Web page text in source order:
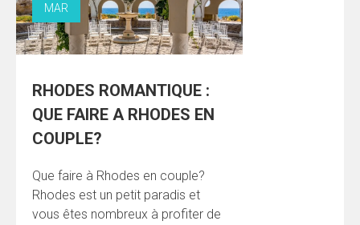
MAR
RHODES ROMANTIQUE :
QUE FAIRE A RHODES EN
COUPLE?
Que faire à Rhodes en couple?
Rhodes est un petit paradis et
vous êtes nombreux à profiter de